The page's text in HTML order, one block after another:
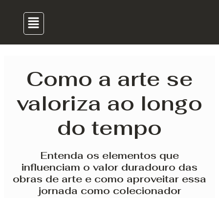
conteúdo
Menu
Como a arte se
valoriza ao longo
do tempo
Entenda os elementos que
influenciam o valor duradouro das
obras de arte e como aproveitar essa
jornada como colecionador